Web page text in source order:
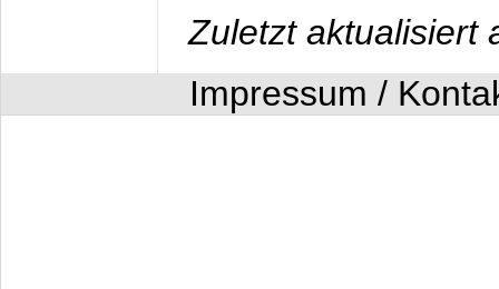
Zuletzt aktualisiert
Impressum /